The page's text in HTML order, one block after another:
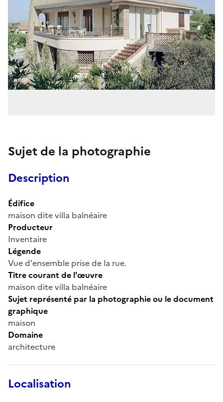
Sujet de la photographie
Description
Édifice
maison dite villa balnéaire
Producteur
Inventaire
Légende
Vue d'ensemble prise de la rue.
Titre courant de l'œuvre
maison dite villa balnéaire
Sujet représenté par la photographie ou le document
graphique
maison
Domaine
architecture
Localisation